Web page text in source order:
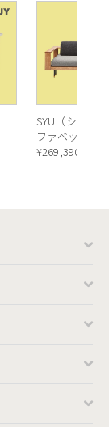
SYU（シュウ
ファベッド（
ュラル）
¥269,390